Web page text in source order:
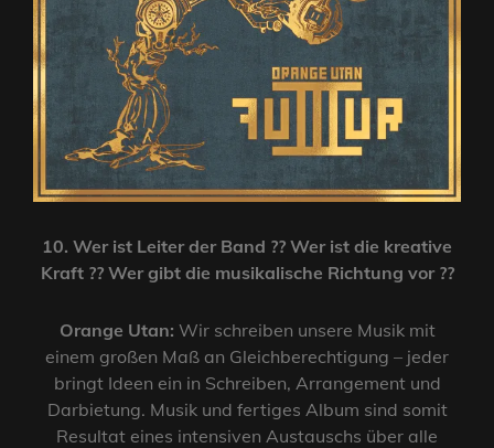
10. Wer ist Leiter der Band ?? Wer ist die kreative
Kraft ?? Wer gibt die musikalische Richtung vor ??
Orange Utan: Wir schreiben unsere Musik mit
einem großen Maß an Gleichberechtigung – jeder
bringt Ideen ein in Schreiben, Arrangement und
Darbietung. Musik und fertiges Album sind somit
Resultat eines intensiven Austauschs über alle